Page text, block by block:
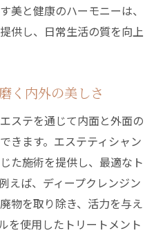
美と健康のハーモニーは、
供し、日常生活の質を向上
く内外の美しさ
ステを通じて内面と外面の
きます。エステティシャン
た施術を提供し、最適なト
えば、ディープクレンジン
物を取り除き、活力を与え
を使用したトリートメント